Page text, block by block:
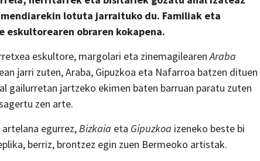
lotuta jarraituko du. Familiak eta
eskultorearen obraren kokapena.
eskultore, margolari eta zinemagilearenAraba
jarri zuten, Araba, Gipuzkoa eta Nafarroa batzen dituen
gailurretan jartzeko ekimen baten barruan paratu zuten
zen arte.
egurrez, Bizkaia eta Gipuzkoa izeneko beste bi
berriz, brontzez egin zuen Bermeoko artistak.